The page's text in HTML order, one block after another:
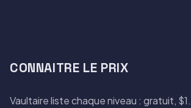
CONNAITRE LE PRIX
Vaultaire liste chaque niveau : gratuit,